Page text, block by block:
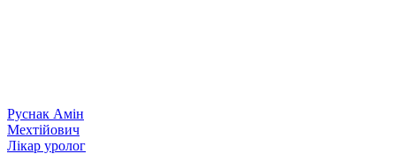
Руснак Амін
Мехтійович
Лікар уролог